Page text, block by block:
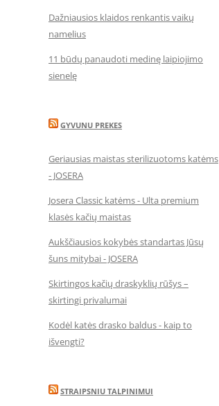
Dažniausios klaidos renkantis vaikų
namelius
11 būdų panaudoti medinę laipiojimo
sienelę
GYVUNU PREKES
Geriausias maistas sterilizuotoms katėms
- JOSERA
Josera Classic katėms - Ulta premium
klasės kačių maistas
Aukščiausios kokybės standartas Jūsų
šuns mitybai - JOSERA
Skirtingos kačių draskyklių rūšys –
skirtingi privalumai
Kodėl katės drasko baldus - kaip to
išvengti?
STRAIPSNIU TALPINIMUI